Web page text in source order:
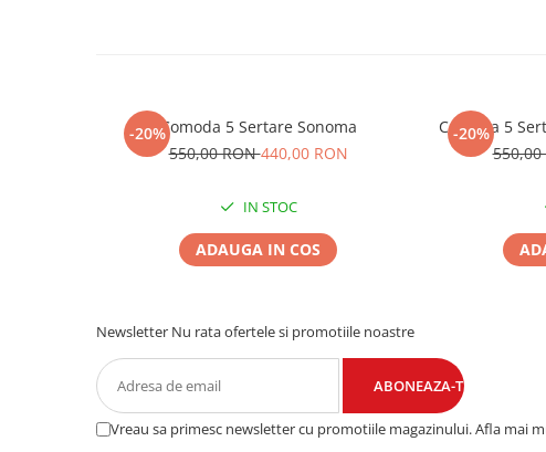
-20%Comoda 5 Sertare Sonoma
550,00 RON440,00 RON
IN STOC
ADAUGA IN COS
-20%
Comoda 5
Newsletter Nu rata ofertele si promotiile noastre
Vreau sa primesc newsletter cu promotiile magazinului. Afla mai